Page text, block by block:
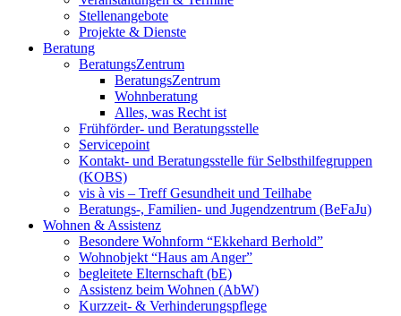
Stellenangebote
Projekte & Dienste
Beratung
BeratungsZentrum
BeratungsZentrum
Wohnberatung
Alles, was Recht ist
Frühförder- und Beratungsstelle
Servicepoint
Kontakt- und Beratungsstelle für Selbsthilfegruppen
(KOBS)
vis à vis – Treff Gesundheit und Teilhabe
Beratungs-, Familien- und Jugendzentrum (BeFaJu)
Wohnen & Assistenz
Besondere Wohnform “Ekkehard Berhold”
Wohnobjekt “Haus am Anger”
begleitete Elternschaft (bE)
Assistenz beim Wohnen (AbW)
Kurzzeit- & Verhinderungspflege